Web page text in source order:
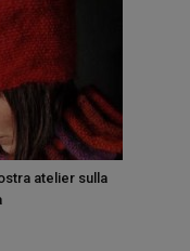
atelier sulla